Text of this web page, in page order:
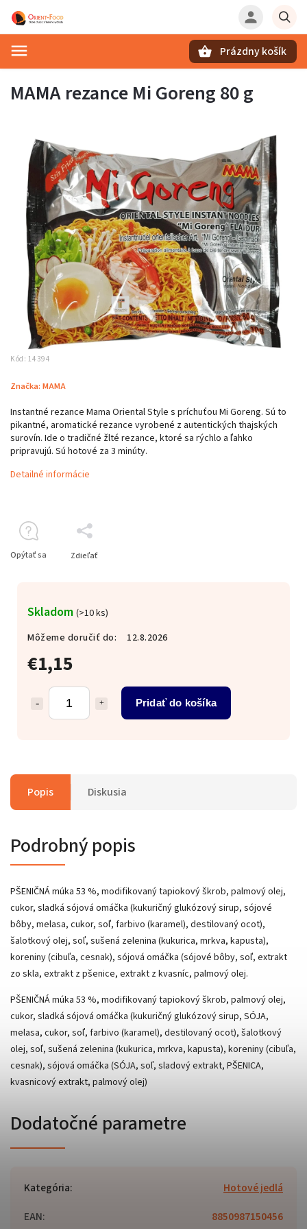
Prázdny košík
MAMA rezance Mi Goreng 80 g
Kód: 14394
Značka: MAMA
€1,15
Pridať do košíka
Skladom (>10 ks)
Môžeme doručiť do:
12.8.2026
Instantné rezance Mama Oriental Style s príchuťou Mi Goreng. Sú to
pikantné, aromatické rezance vyrobené z autentických thajských
surovín. Ide o tradičné žlté rezance, ktoré sa rýchlo a ľahko
pripravujú. Sú hotové za 3 minúty.
Detailné informácie
Opýtať sa Zdieľať
Popis Diskusia
Podrobný popis
PŠENIČNÁ múka 53 %, modifikovaný tapiokový škrob, palmový olej,
cukor, sladká sójová omáčka (kukuričný glukózový sirup, sójové
bôby, melasa, cukor, soľ, farbivo (karamel), destilovaný ocot),
šalotkový olej, soľ, sušená zelenina (kukurica, mrkva, kapusta),
koreniny (cibuľa, cesnak), sójová omáčka (sójové bôby, soľ, extrakt
zo skla, extrakt z pšenice, extrakt z kvasníc, palmový olej.
PŠENIČNÁ múka 53 %, modifikovaný tapiokový škrob, palmový olej,
cukor, sladká sójová omáčka (kukuričný glukózový sirup, SÓJA,
melasa, cukor, soľ, farbivo (karamel), destilovaný ocot), šalotkový
olej, soľ, sušená zelenina (kukurica, mrkva, kapusta), koreniny (cibuľa,
cesnak), sójová omáčka (SÓJA, soľ, sladový extrakt, PŠENICA,
kvasnicový extrakt, palmový olej)
Dodatočné parametre
Kategória:
Hotové jedlá
EAN: 8850987150456